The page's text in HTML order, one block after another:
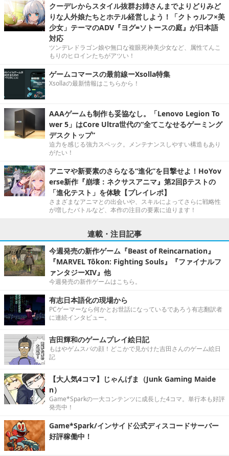
クーデレからスタイル抜群お姉さんまでよりどりみど
りな人外娘たちとホテル経営しよう！「クトゥルフ×美
少女」テーマのADV『ヨグ=ソトースの庭』が日本語
対応
ツンデレドラゴン娘や無口な複眼死神美少女など、属性てんこ
もりのヒロインたちがアツい！
ゲームコマースの最前線ーXsolla特集
Xsollaの最新情報はこちらから！
AAAゲームも制作も妥協なし。「Lenovo Legion To
wer 5」はCore Ultra世代の“全てこなせるゲーミング
デスクトップ”
迫力を感じる強力スペック。メンテナンスしやすい構造もあり
がたい！
アニマや新要素のさらなる“進化”を目撃せよ！HoYov
erse新作『崩壊：ネクサスアニマ』第2回βテストの
「進化テスト」を体験【プレイレポ】
さまざまなアニマとの出会いや、スキルによってさらに戦略性
が増したバトルなど、本作の注目の要素に迫ります！
連載・注目記事
今週発売の新作ゲーム『Beast of Reincarnation』
『MARVEL Tōkon: Fighting Souls』『ファイナルフ
ァンタジーXIV』他
今週発売の新作ゲームはこちら。
有志日本語化の現場から
PCゲーマーなら何かとお世話になっているであろう有志翻訳者
に連続インタビュー。
吉田輝和のゲームプレイ絵日記
もはやゲムスパの顔！どこかで見かけた吉田さんのゲーム絵日
記
【大人気4コマ】じゃんげま（Junk Gaming Maide
n）
Game*Sparkの一大コンテンツに成長した4コマ。単行本も好評
発売中！
Game*Spark/インサイド公式ディスコードサーバー
好評稼働中！